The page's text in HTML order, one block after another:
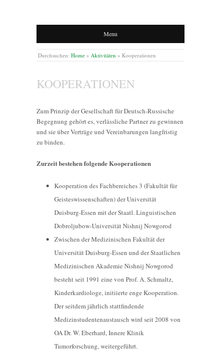
Menu
Durchsuchen: Home » Aktivitäten » Kooperationen
KOOPERATIONEN
Zum Prinzip der Gesellschaft für Deutsch-Russische
Begegnung gehört es, verlässliche Partner zu gewinnen
und sie über Verträge und Vereinbarungen langfristig
zu binden.
Zurzeit bestehen folgende Kooperationen
Kooperation des Fachbereiches 3 (Fakultät für
Geisteswissenschaften) der Universität
Duisburg-Essen mit der Staatl. Linguistischen
Dobroljubow-Universität Nishnij Nowgorod
Zwischen der Medizinischen Fakultät der
Universität Duisburg-Essen und der Staatlichen
Medizinischen Akademie Nishnij Nowgorod
besteht seit 1991 eine von Prof. A. Schmaltz,
Kinderkardiologe, initiierte enge Kooperation.
Der seitdem jährlich stattfindende
Medizinstudentenaustausch wird seit 2008 von
OA Dr. W. Eberhard, Innere Klinik
Tumorforschung, weitergeführt.